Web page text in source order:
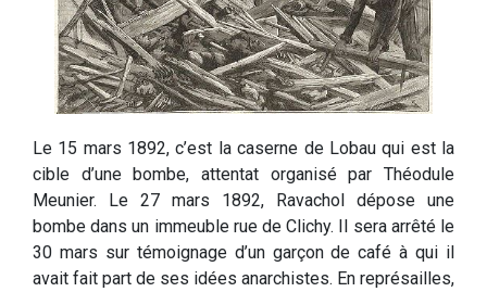
Le 15 mars 1892, c’est la caserne de Lobau qui est la
cible d’une bombe, attentat organisé par Théodule
Meunier. Le 27 mars 1892, Ravachol dépose une
bombe dans un immeuble rue de Clichy. Il sera arrêté le
30 mars sur témoignage d’un garçon de café à qui il
avait fait part de ses idées anarchistes. En représailles,